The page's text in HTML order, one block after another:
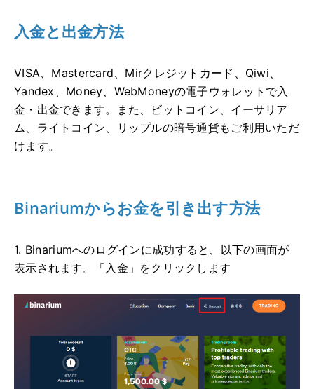
入金と出金方法
VISA、Mastercard、Mirクレジットカード、Qiwi、
Yandex、Money、WebMoneyの電子ウォレットで入
金・出金できます。また、ビットコイン、イーサリア
ム、ライトコイン、リップルの暗号通貨もご利用いただ
けます。
Binariumからお金を引き出す方法
1. Binariumへのログインに成功すると、以下の画面が
表示されます。「入金」をクリックします